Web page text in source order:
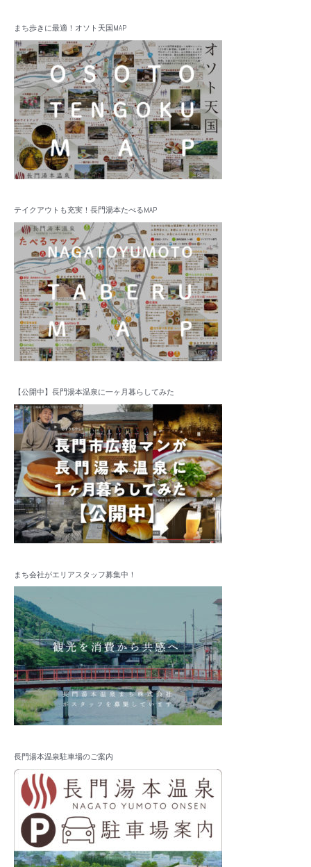
まち歩きに最適！オソト天国MAP
テイクアウトも充実！長門湯本たべるMAP
【公開中】長門湯本温泉に一ヶ月暮らしてみた
まち会社がエリアスタッフ募集中！
長門湯本温泉駐車場のご案内